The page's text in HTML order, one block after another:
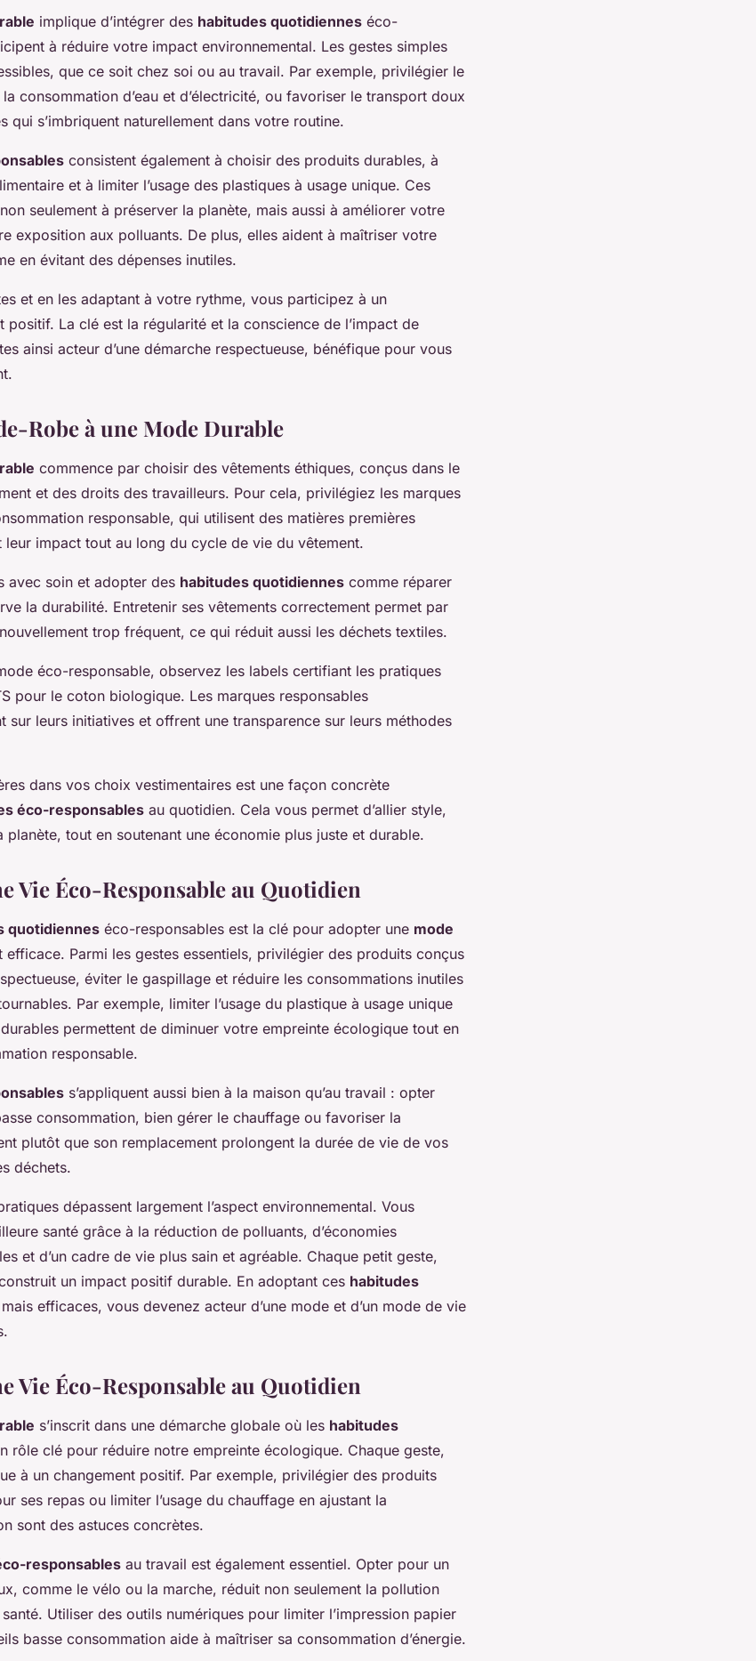
implique d’intégrer des habitudes quotidiennes éco-
à réduire votre impact environnemental. Les gestes simples
que ce soit chez soi ou au travail. Par exemple, privilégier le
consommation d’eau et d’électricité, ou favoriser le transport doux
qui s’imbriquent naturellement dans votre routine.
consistent également à choisir des produits durables, à
et à limiter l’usage des plastiques à usage unique. Ces
seulement à préserver la planète, mais aussi à améliorer votre
exposition aux polluants. De plus, elles aident à maîtriser votre
en évitant des dépenses inutiles.
et en les adaptant à votre rythme, vous participez à un
positif. La clé est la régularité et la conscience de l’impact de
ainsi acteur d’une démarche respectueuse, bénéfique pour vous
Robe à une Mode Durable
commence par choisir des vêtements éthiques, conçus dans le
et des droits des travailleurs. Pour cela, privilégiez les marques
responsable, qui utilisent des matières premières
impact tout au long du cycle de vie du vêtement.
avec soin et adopter des habitudes quotidiennes comme réparer
la durabilité. Entretenir ses vêtements correctement permet par
trop fréquent, ce qui réduit aussi les déchets textiles.
éco-responsable, observez les labels certifiant les pratiques
pour le coton biologique. Les marques responsables
sur leurs initiatives et offrent une transparence sur leurs méthodes
dans vos choix vestimentaires est une façon concrète
éco-responsables au quotidien. Cela vous permet d’allier style,
tout en soutenant une économie plus juste et durable.
Vie Éco-Responsable au Quotidien
quotidiennes éco-responsables est la clé pour adopter une mode
efficace. Parmi les gestes essentiels, privilégier des produits conçus
éviter le gaspillage et réduire les consommations inutiles
Par exemple, limiter l’usage du plastique à usage unique
permettent de diminuer votre empreinte écologique tout en
responsable.
s’appliquent aussi bien à la maison qu’au travail : opter
consommation, bien gérer le chauffage ou favoriser la
plutôt que son remplacement prolongent la durée de vie de vos
déchets.
dépassent largement l’aspect environnemental. Vous
santé grâce à la réduction de polluants, d’économies
et d’un cadre de vie plus sain et agréable. Chaque petit geste,
un impact positif durable. En adoptant ces habitudes
efficaces, vous devenez acteur d’une mode et d’un mode de vie
Vie Éco-Responsable au Quotidien
s’inscrit dans une démarche globale où les habitudes
rôle clé pour réduire notre empreinte écologique. Chaque geste,
à un changement positif. Par exemple, privilégier des produits
ses repas ou limiter l’usage du chauffage en ajustant la
sont des astuces concrètes.
responsables au travail est également essentiel. Opter pour un
comme le vélo ou la marche, réduit non seulement la pollution
Utiliser des outils numériques pour limiter l’impression papier
basse consommation aide à maîtriser sa consommation d’énergie.